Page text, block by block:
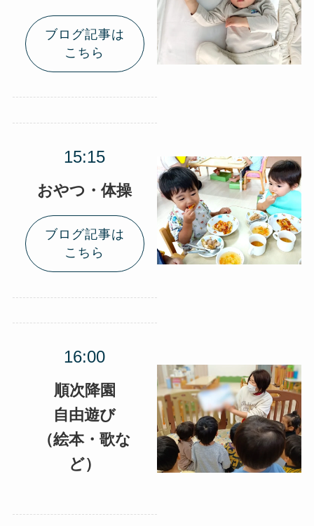
ブログ記事は
こちら
おやつ・体操
ブログ記事は
こちら
順次降園
自由遊び
（絵本・歌な
ど）